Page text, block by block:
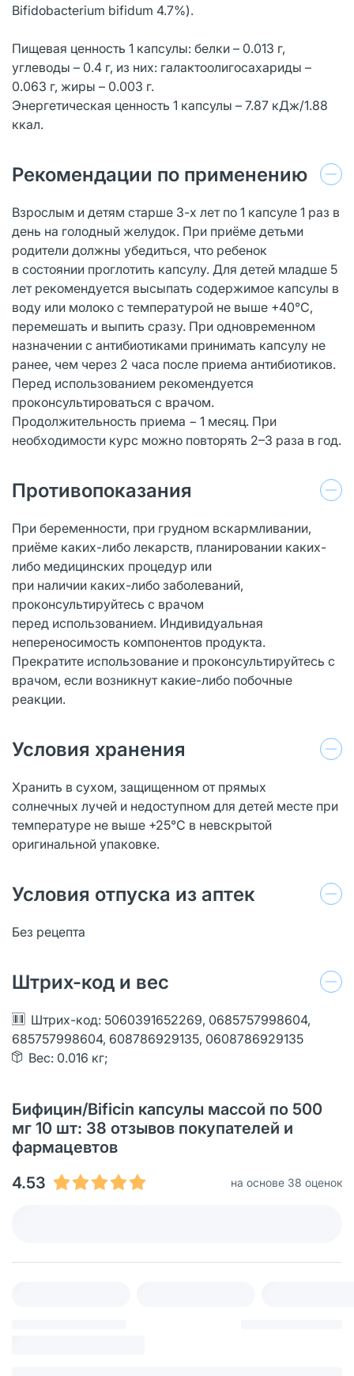
Bifidobacterium bifidum 4.7%).
Пищевая ценность 1 капсулы: белки – 0.013 г,
углеводы – 0.4 г, из них: галактоолигосахариды –
0.063 г, жиры – 0.003 г.
Энергетическая ценность 1 капсулы – 7.87 кДж/1.88
ккал.
Рекомендации по применению
Взрослым и детям старше 3-х лет по 1 капсуле 1 раз в
день на голодный желудок. При приёме детьми
родители должны убедиться, что ребенок
в состоянии проглотить капсулу. Для детей младше 5
лет рекомендуется высыпать содержимое капсулы в
воду или молоко с температурой не выше +40°С,
перемешать и выпить сразу. При одновременном
назначении с антибиотиками принимать капсулу не
ранее, чем через 2 часа после приема антибиотиков.
Перед использованием рекомендуется
проконсультироваться с врачом.
Продолжительность приема − 1 месяц. При
необходимости курс можно повторять 2–3 раза в год.
Противопоказания
При беременности, при грудном вскармливании,
приёме каких-либо лекарств, планировании каких-
либо медицинских процедур или
при наличии каких-либо заболеваний,
проконсультируйтесь с врачом
перед использованием. Индивидуальная
непереносимость компонентов продукта.
Прекратите использование и проконсультируйтесь с
врачом, если возникнут какие-либо побочные
реакции.
Условия хранения
Хранить в сухом, защищенном от прямых
солнечных лучей и недоступном для детей месте при
температуре не выше +25°С в невскрытой
оригинальной упаковке.
Условия отпуска из аптек
Без рецепта
Штрих-код и вес
Штрих-код: 5060391652269, 0685757998604,
685757998604, 608786929135, 0608786929135
Вес: 0.016 кг;
Бифицин/Bificin капсулы массой по 500
мг 10 шт: 38 отзывов покупателей и
фармацевтов
4.53
на основе 38 оценок